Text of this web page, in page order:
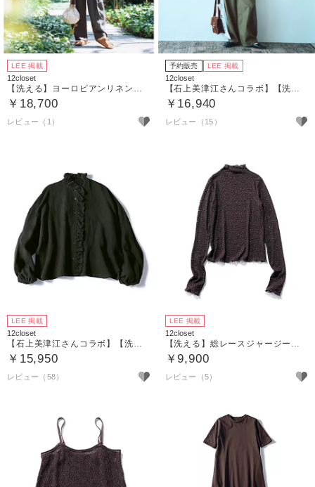
LEE 掲載
12closet
【洗える】ヨーロピアンリネンワイドタックパンツ
￥18,700
レビュー（1）
予約販売 LEE 掲載
12closet
【石上美津江さんコラボ】【洗える】カーヴィパンツ
￥16,940
レビュー（15）
LEE 掲載
12closet
￥15,950
レビュー（58）
LEE 掲載
12closet
￥9,900
レビュー（5）